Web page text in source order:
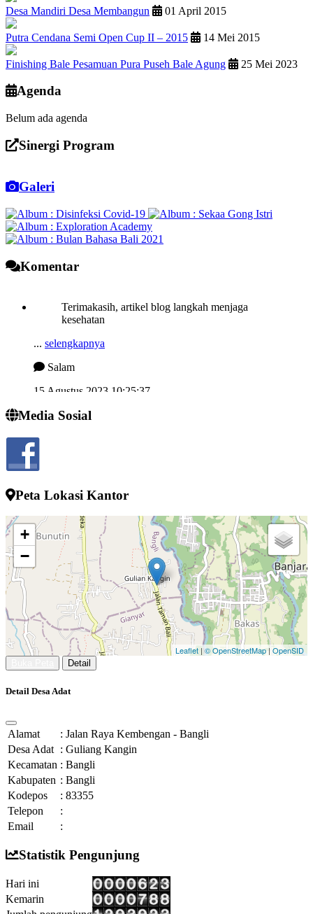
Desa Mandiri Desa Membangun 01 April 2015
Putra Cendana Semi Open Cup II – 2015 14 Mei 2015
Finishing Bale Pesamuan Pura Puseh Bale Agung 25 Mei 2023
Agenda
Belum ada agenda
Sinergi Program
Galeri
Komentar
kesehatan
Media Sosial
Peta Lokasi Kantor
+
−
Leaflet | © OpenStreetMap |OpenSID
Detail
Detail Desa Adat
Alamat : Jalan Raya Kembengan - Bangli
Desa Adat : Guliang Kangin
Kecamatan : Bangli
Kabupaten : Bangli
Kodepos
: 83355
Telepon
:
Email
:
Statistik Pengunjung
Hari ini
Kemarin